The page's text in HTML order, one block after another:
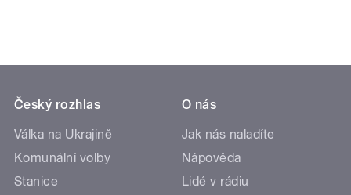
Český rozhlas
Válka na Ukrajině
Komunální volby
Stanice
O nás
Jak nás naladíte
Nápověda
Lidé v rádiu